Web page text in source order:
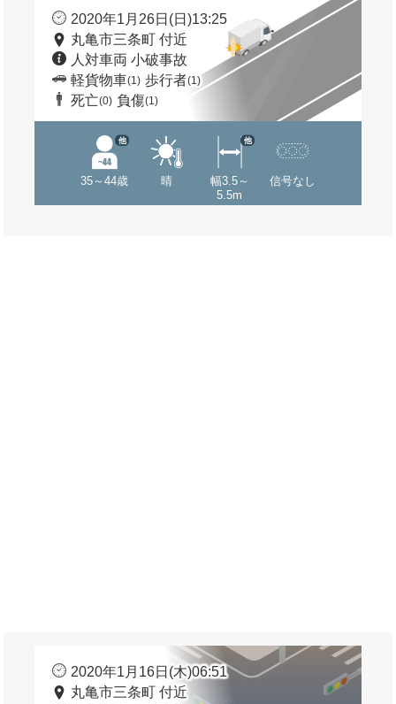
2020年1月26日(日)13:25
丸亀市三条町 付近
人対車両 小破事故
軽貨物車(1) 歩行者(1)
死亡(0) 負傷(1)
35～44歳
他
晴
幅3.5～
5.5m
他
信号なし
2020年1月16日(木)06:51
丸亀市三条町 付近